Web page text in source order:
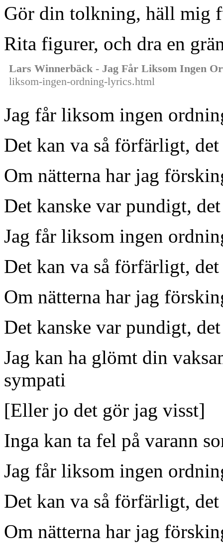
Gör din tolkning, häll mig
Rita figurer, och dra en
Lars Winnerbäck - Jag Får Liksom Ingen
liksom-ingen-ordning-lyrics.html
Jag får liksom ingen
Det kan va så förfärligt, det
Om nätterna har jag
Det kanske var pundigt,
Jag får liksom ingen
Det kan va så förfärligt, det
Om nätterna har jag
Det kanske var pundigt,
Jag kan ha glömt din
sympati
[Eller jo det gör jag visst]
Inga kan ta fel på varann
Jag får liksom ingen
Det kan va så förfärligt, det
Om nätterna har jag